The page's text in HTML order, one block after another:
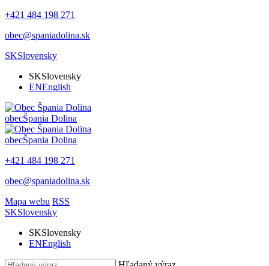
+421 484 198 271
obec@spaniadolina.sk
SKSlovensky
SKSlovensky
ENEnglish
obecŠpania Dolina
obecŠpania Dolina
+421 484 198 271
obec@spaniadolina.sk
Mapa webu RSS
SKSlovensky
SKSlovensky
ENEnglish